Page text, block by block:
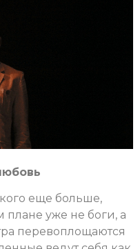
еще больше,
уже не боги, а
перевоплощаются